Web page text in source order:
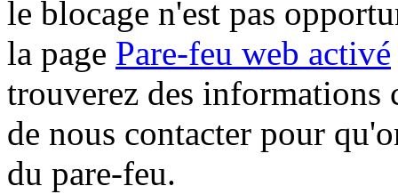
le blocage n'est pas
la page Pare-feu web activé
trouverez des informations
de nous contacter pour
du pare-feu.